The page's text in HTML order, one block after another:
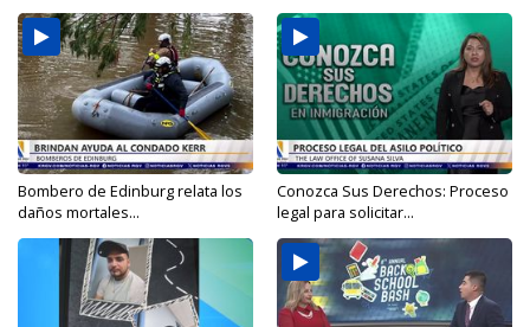
Bombero de Edinburg relata los
daños mortales...
Conozca Sus Derechos: Proceso
legal para solicitar...